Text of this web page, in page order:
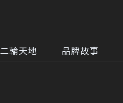
二輪天地 品牌故事